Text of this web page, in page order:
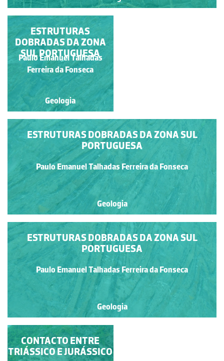
SHEATH-FOLD OU
DOBRA EM BAÍNHA
Paulo Emanuel Talhadas
Ferreira da Fonseca
Geologia
ESTRUTURAS
DOBRADAS DA ZONA
SUL PORTUGUESA
Paulo Emanuel Talhadas
Ferreira da Fonseca
Geologia
ESTRUTURAS DOBRADAS DA ZONA SUL
PORTUGUESA
Paulo Emanuel Talhadas Ferreira da Fonseca
Geologia
ESTRUTURAS DOBRADAS DA ZONA SUL
PORTUGUESA
Paulo Emanuel Talhadas Ferreira da Fonseca
Geologia
DISCORDÂNCIA DO
TELHEIRO
CONTACTO ENTRE
TRIÁSSICO E JURÁSSICO